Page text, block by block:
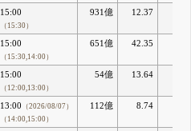
15:00
（15:30）
931億 12.37
15:00
（15:30,14:00）
651億 42.35
15:00
（12:00,13:00）
54億 13.64
13:00 （2026/08/07）
（14:00,15:00）
112億 8.74